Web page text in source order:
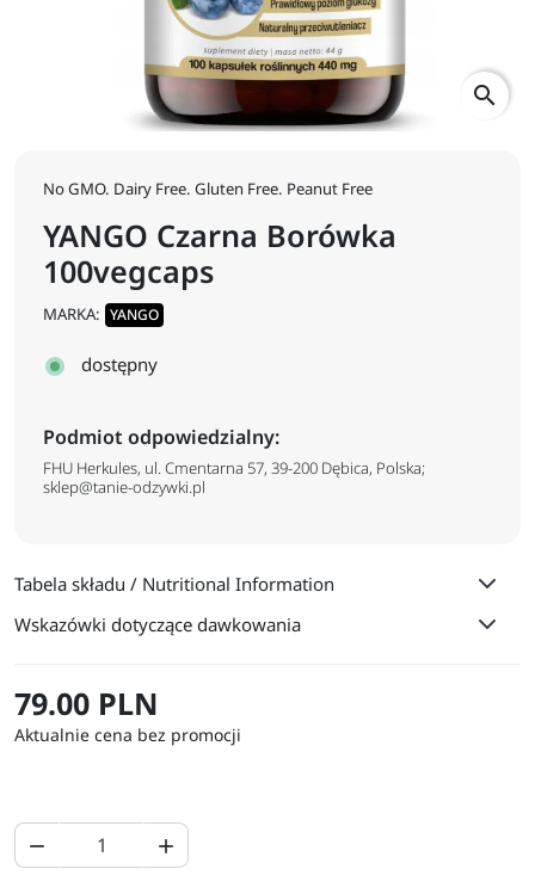
search
No GMO. Dairy Free. Gluten Free. Peanut Free
YANGO Czarna Borówka
100vegcaps
MARKA: YANGO
dostępny
Podmiot odpowiedzialny:
FHU Herkules, ul. Cmentarna 57, 39-200 Dębica, Polska;
sklep@tanie-odzywki.pl
Tabela składu / Nutritional Information
Wskazówki dotyczące dawkowania
79.00 PLN
Aktualnie cena bez promocji
 